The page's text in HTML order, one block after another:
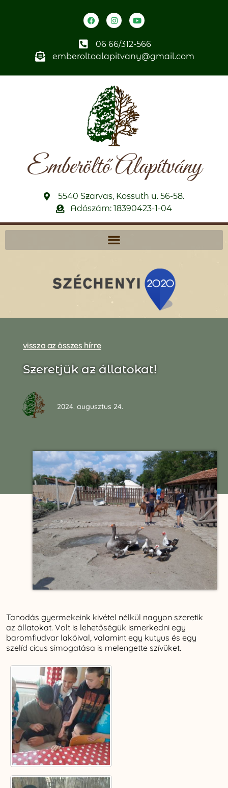
06 66/312-566
emberoltoalapitvany@gmail.com
Emberöltő Alapítvány
5540 Szarvas, Kossuth u. 56-58.
Adószám: 18390423-1-04
vissza az összes hírre
Szeretjük az állatokat!
2024. augusztus 24.
Tanodás gyermekeink kivétel nélkül nagyon szeretik
az állatokat. Volt is lehetőségük ismerkedni egy
baromfiudvar lakóival, valamint egy kutyus és egy
szelíd cicus simogatása is melengette szívüket.